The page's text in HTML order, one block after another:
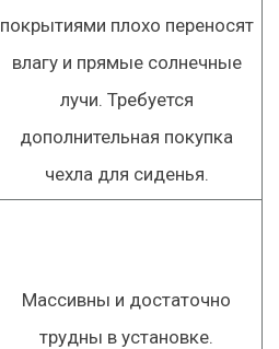
покрытиями плохо переносят
влагу и прямые солнечные
лучи. Требуется
дополнительная покупка
чехла для сиденья.
Массивны и достаточно
трудны в установке.